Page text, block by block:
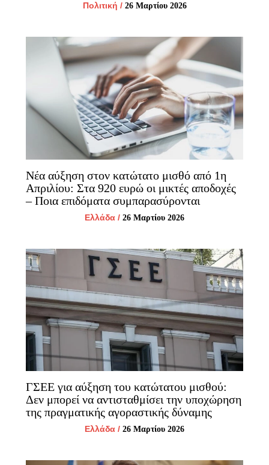
Πολιτική / 26 Μαρτίου 2026
Νέα αύξηση στον κατώτατο μισθό από 1η
Απριλίου: Στα 920 ευρώ οι μικτές αποδοχές
– Ποια επιδόματα συμπαρασύρονται
Ελλάδα / 26 Μαρτίου 2026
ΓΣΕΕ για αύξηση του κατώτατου μισθού:
Δεν μπορεί να αντισταθμίσει την υποχώρηση
της πραγματικής αγοραστικής δύναμης
Ελλάδα / 26 Μαρτίου 2026